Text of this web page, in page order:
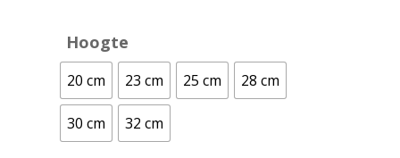
Hoogte
20 cm 23 cm 25 cm 28 cm
30 cm 32 cm